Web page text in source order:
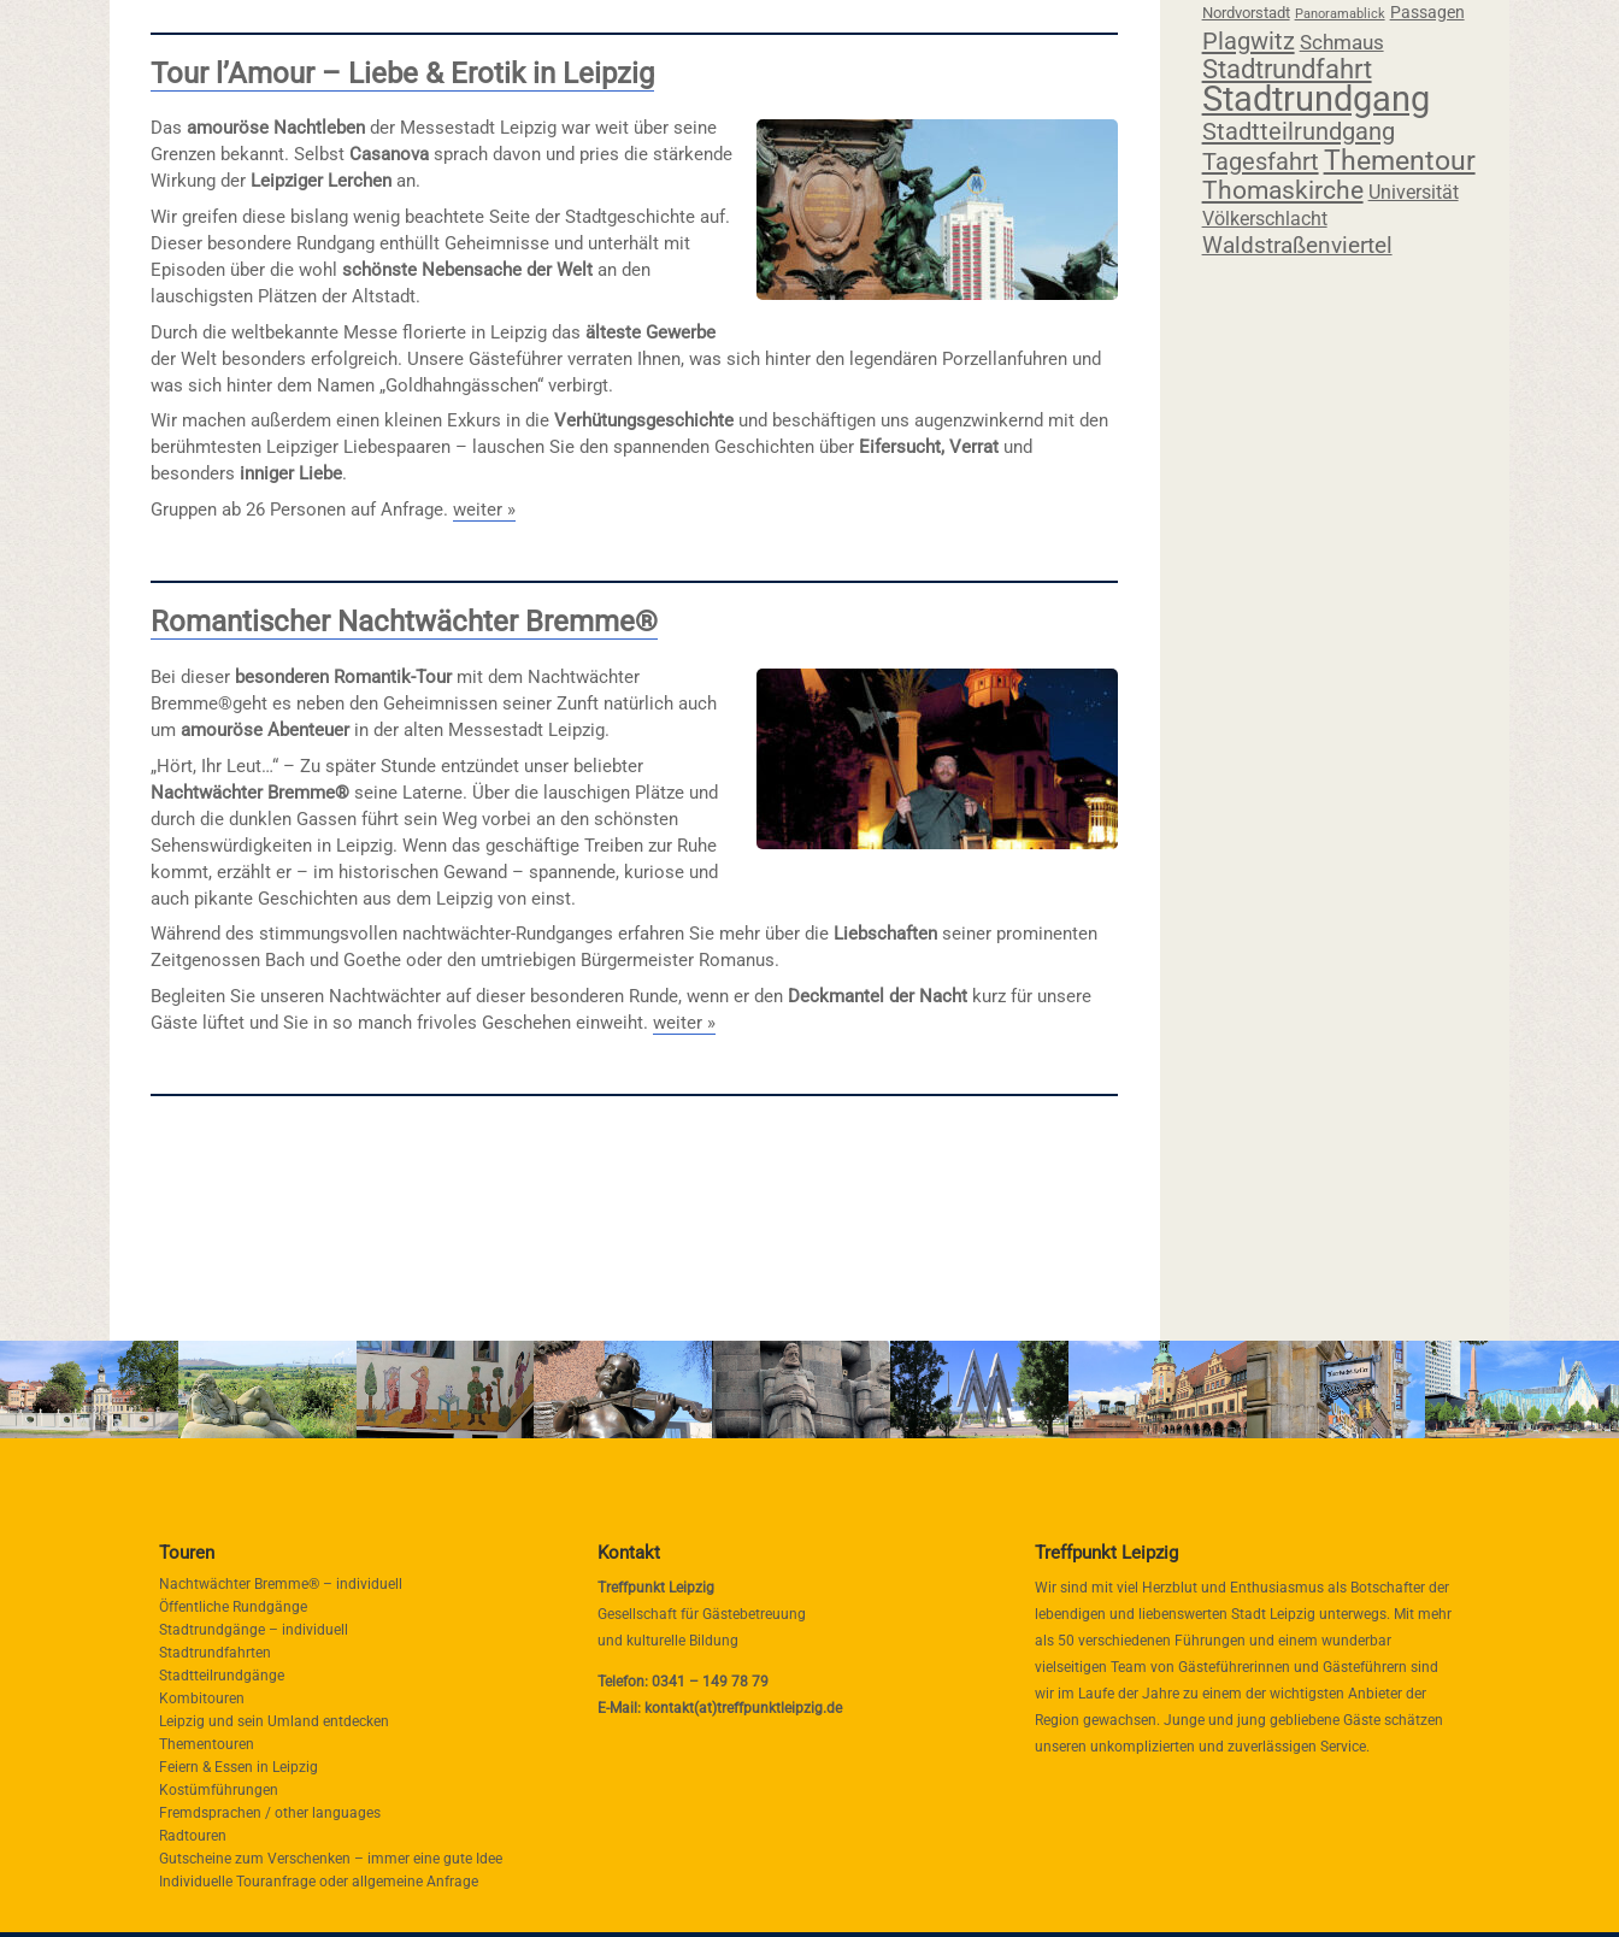
Tour l’Amour – Liebe & Erotik in Leipzig
Dasamouröse Nachtleben der Messestadt Leipzig war weit über seine
Grenzen bekannt. Selbst Casanova sprach davon und pries die stärkende
Wirkung der Leipziger Lerchen an.
Wir greifen diese bislang wenig beachtete Seite der Stadtgeschichte auf.
Dieser besondere Rundgang enthüllt Geheimnisse und unterhält mit
Episoden über die wohlschönste Nebensache der Welt an den
lauschigsten Plätzen der Altstadt.
Durch die weltbekannte Messe florierte in Leipzig dasälteste Gewerbe
der Welt besonders erfolgreich. Unsere Gästeführer verraten Ihnen, was sich hinter den legendären Porzellanfuhren und
was sich hinter dem Namen „Goldhahngässchen“ verbirgt.
Wir machen außerdem einen kleinen Exkurs in dieVerhütungsgeschichte und beschäftigen uns augenzwinkernd mit den
berühmtesten Leipziger Liebespaaren – lauschen Sie den spannenden Geschichten über Eifersucht, Verrat und
besonders inniger Liebe.
Gruppen ab 26 Personen auf Anfrage.weiter »
Romantischer Nachtwächter Bremme®
Bei dieser besonderen Romantik-Tourmit dem Nachtwächter
Bremme®geht es neben den Geheimnissen seiner Zunft natürlich auch
umamouröse Abenteuerin der alten Messestadt Leipzig.
„Hört, Ihr Leut…“ – Zu später Stunde entzündet unser beliebter
Nachtwächter Bremme® seine Laterne. Über die lauschigen Plätze und
durch die dunklen Gassen führt sein Weg vorbei an den schönsten
Sehenswürdigkeiten in Leipzig. Wenn das geschäftige Treiben zur Ruhe
kommt, erzählt er – im historischen Gewand – spannende, kuriose und
auch pikante Geschichten aus dem Leipzig von einst.
Während des stimmungsvollen nachtwächter-Rundganges erfahren Sie mehr über die Liebschaften seiner prominenten
Zeitgenossen Bach und Goethe oder den umtriebigen Bürgermeister Romanus.
Begleiten Sie unseren Nachtwächter auf dieser besonderen Runde, wenn er den Deckmantel der Nacht kurz für unsere
Gäste lüftet und Sie in so manch frivoles Geschehen einweiht.weiter »
Nordvorstadt Panoramablick Passagen
Plagwitz Schmaus
Stadtrundfahrt
Stadtrundgang
Stadtteilrundgang
Tagesfahrt Thementour
Thomaskirche Universität
Völkerschlacht
Waldstraßenviertel
Touren
Nachtwächter Bremme® – individuell
Öffentliche Rundgänge
Stadtrundgänge – individuell
Stadtrundfahrten
Stadtteilrundgänge
Kombitouren
Leipzig und sein Umland entdecken
Thementouren
Feiern & Essen in Leipzig
Kostümführungen
Fremdsprachen / other languages
Radtouren
Gutscheine zum Verschenken – immer eine gute Idee
Individuelle Touranfrage oder allgemeine Anfrage
Kontakt
Treffpunkt Leipzig
Gesellschaft für Gästebetreuung
und kulturelle Bildung
Telefon: 0341 – 149 78 79
E-Mail: kontakt(at)treffpunktleipzig.de
Treffpunkt Leipzig
Wir sind mit viel Herzblut und Enthusiasmus als Botschafter der
lebendigen und liebenswerten Stadt Leipzig unterwegs. Mit mehr
als 50 verschiedenen Führungen und einem wunderbar
vielseitigen Team von Gästeführerinnen und Gästeführern sind
wir im Laufe der Jahre zu einem der wichtigsten Anbieter der
Region gewachsen. Junge und jung gebliebene Gäste schätzen
unseren unkomplizierten und zuverlässigen Service.